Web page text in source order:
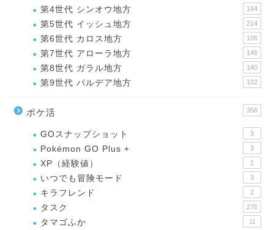
第4世代 シンオウ地方 164
第5世代 イッシュ地方 214
第6世代 カロス地方 106
第7世代 アローラ地方 146
第8世代 ガラル地方 140
第9世代 パルデア地方 102
ポケ活 358
GOスナップショット 3
Pokémon GO Plus + 3
XP（経験値） 1
いつでも冒険モード 3
キラフレンド 2
タスク 276
タマゴふか 11